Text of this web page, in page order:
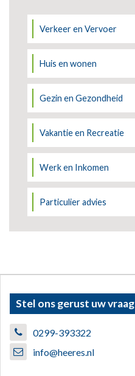
Verkeer en Vervoer
Huis en wonen
Gezin en Gezondheid
Vakantie en Recreatie
Werk en Inkomen
Particulier advies
Stel ons gerust uw vraag
0299-393322
info@heeres.nl